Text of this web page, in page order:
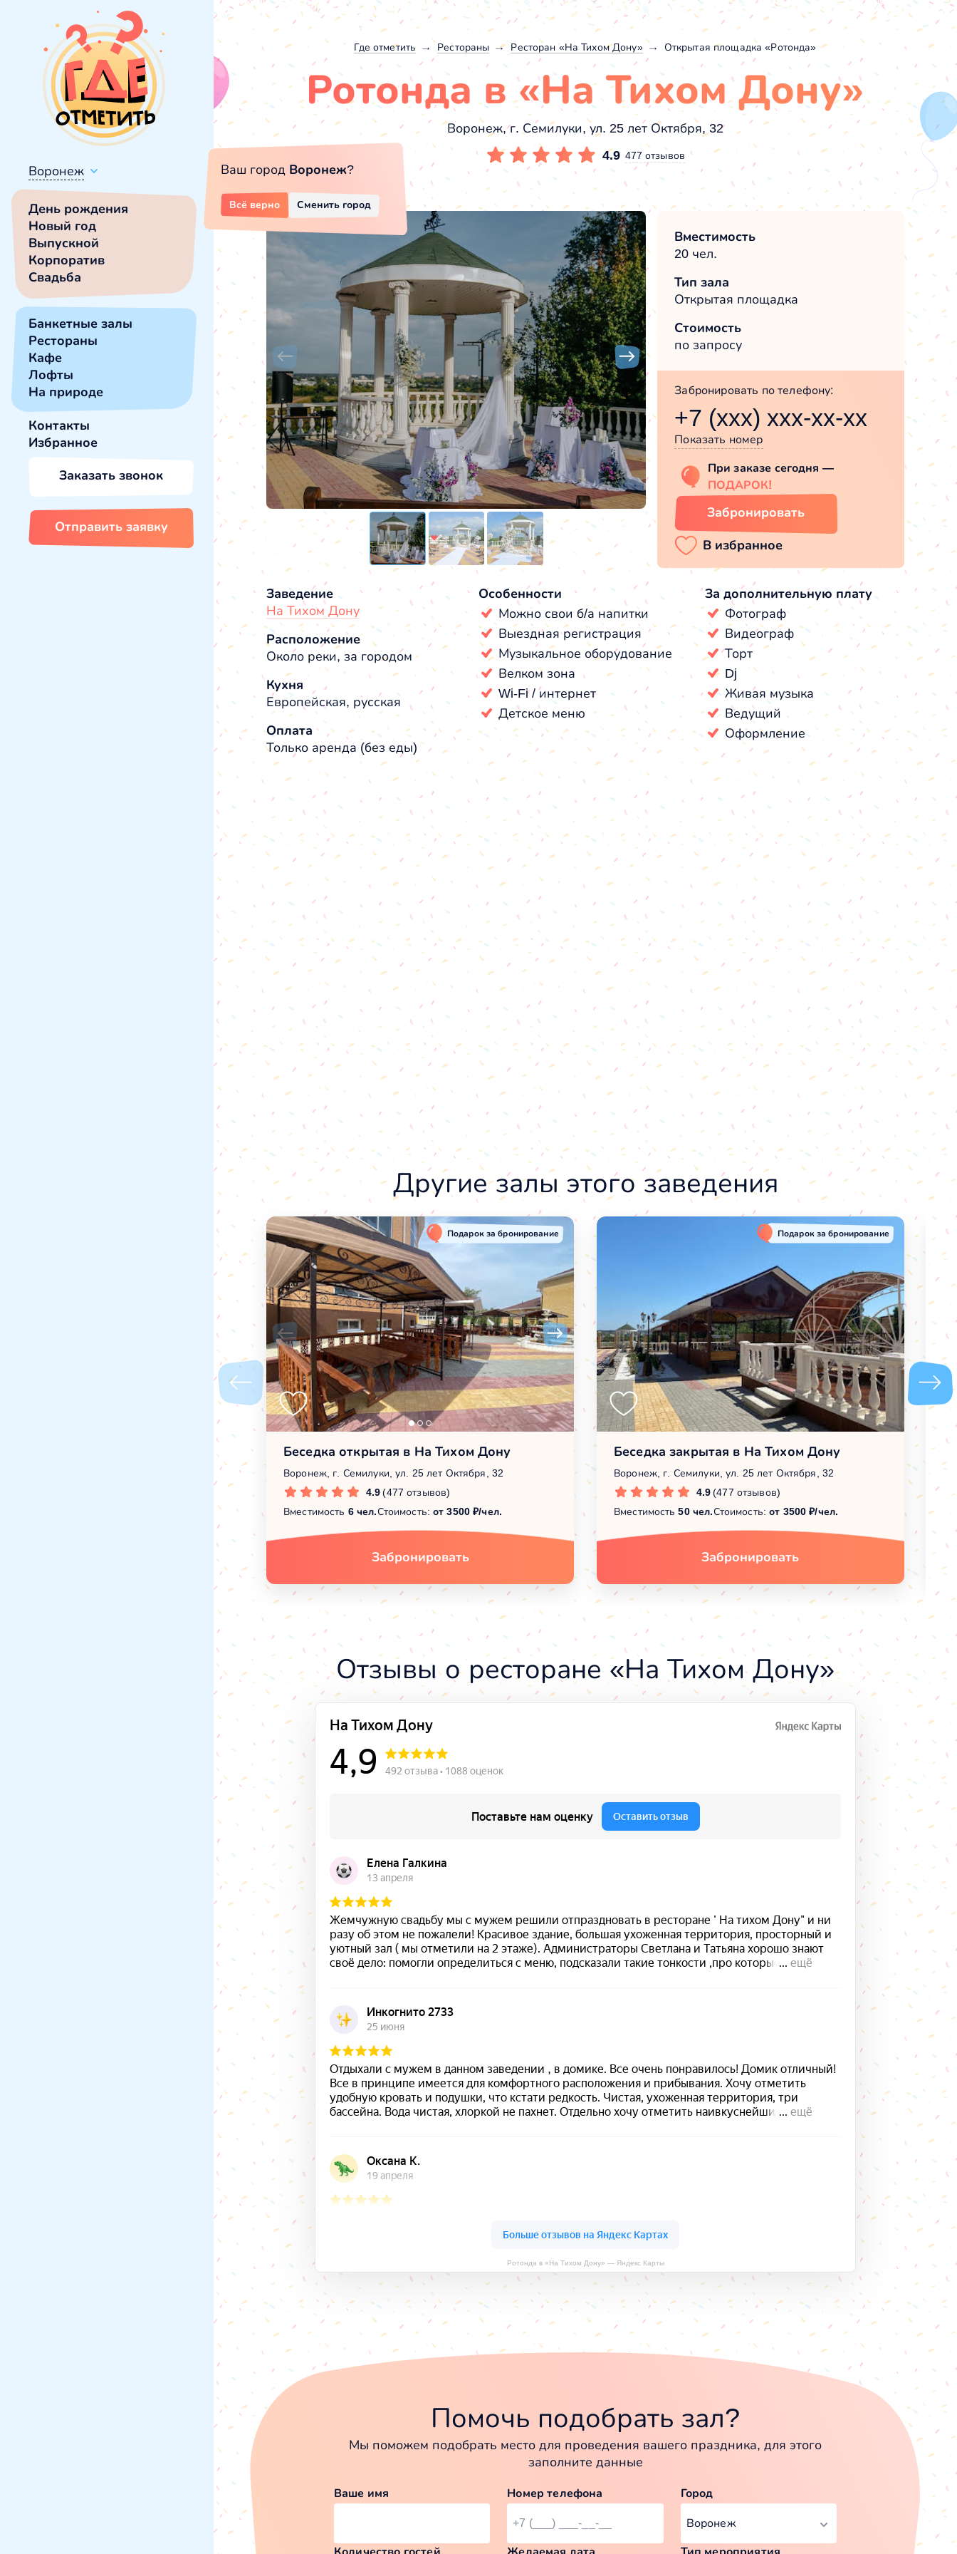
Воронеж
День рождения
Новый год
Выпускной
Корпоратив
Свадьба
Банкетные залы
Рестораны
Кафе
Лофты
На природе
Контакты
Избранное
Заказать звонок
Отправить заявку
Где отметить Рестораны Ресторан «На Тихом Дону» Открытая площадка «Ротонда»
Ротонда в «На Тихом Дону»
Воронеж, г. Семилуки, ул. 25 лет Октября, 32
4.9 477 отзывов
Вместимость
20 чел.
Тип зала
Открытая площадка
Стоимость
по запросу
Забронировать по телефону:
+7 (xxx) xxx-xx-xx
Показать номер
При заказе сегодня —
ПОДАРОК!
Забронировать
Заведение
На Тихом Дону
Расположение
Около реки, за городом
Кухня
Европейская, русская
Оплата
Только аренда (без еды)
Особенности
Можно свои б/а напитки
Выездная регистрация
Музыкальное оборудование
Велком зона
Wi-Fi / интернет
Детское меню
За дополнительную плату
Фотограф
Видеограф
Торт
Dj
Живая музыка
Ведущий
Оформление
Другие залы этого заведения
Подарок за бронирование
Беседка открытая в На Тихом Дону
Воронеж, г. Семилуки, ул. 25 лет Октября, 32
4.9 (477 отзывов)
Вместимость 6 чел.Стоимость:от 3500 ₽/чел.
Забронировать
Подарок за бронирование
Беседка закрытая в На Тихом Дону
Воронеж, г. Семилуки, ул. 25 лет Октября, 32
4.9 (477 отзывов)
Вместимость50 чел.Стоимость:от 3500 ₽/чел.
Забронировать
Отзывы о ресторане «На Тихом Дону»
Ротонда в «На Тихом Дону» — Яндекс Карты
Помочь подобрать зал?
Мы поможем подобрать место для проведения вашего праздника, для этого
заполните данные
Ваше имя Номер телефона Город
Количество гостей Желаемая дата Тип мероприятия
Ваш город Воронеж?
Всё верно Сменить город